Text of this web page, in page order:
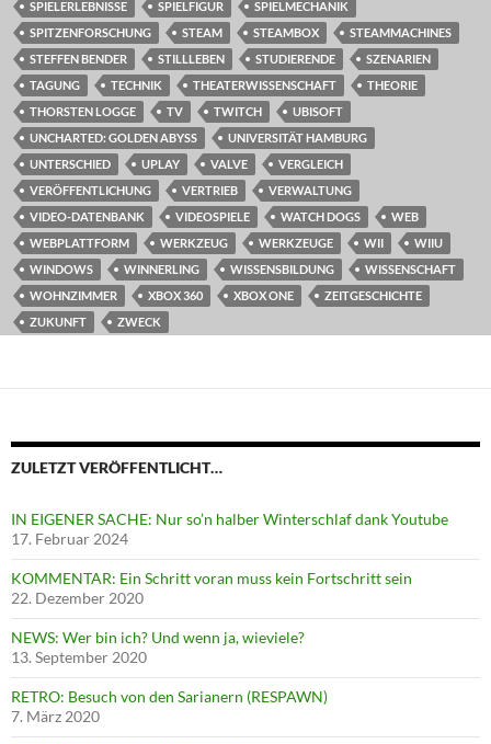
SPIELERLEBNISSE SPIELFIGUR
SPIELMECHANIK
SPITZENFORSCHUNG
STEAM STEAMBOX
STEAMMACHINES
STEFFEN BENDER
STILLLEBEN STUDIERENDE
SZENARIEN
TAGUNG
TECHNIK THEATERWISSENSCHAFT
THEORIE
THORSTEN LOGGE
TV TWITCH
UBISOFT
UNCHARTED: GOLDEN ABYSS
UNIVERSITÄT HAMBURG
UNTERSCHIED
UPLAY VALVE
VERGLEICH
VERÖFFENTLICHUNG
VERTRIEB
VERWALTUNG
VIDEO-DATENBANK
VIDEOSPIELE WATCH DOGS
WEB
WEBPLATTFORM
WERKZEUG WERKZEUGE WII
WIIU
WINDOWS
WINNERLING WISSENSBILDUNG
WISSENSCHAFT
WOHNZIMMER
XBOX 360 XBOX ONE
ZEITGESCHICHTE
ZUKUNFT
ZWECK
ZULETZT VERÖFFENTLICHT…
IN EIGENER SACHE: Nur so’n halber Winterschlaf dank Youtube
17. Februar 2024
KOMMENTAR: Ein Schritt voran muss kein Fortschritt sein
22. Dezember 2020
NEWS: Wer bin ich? Und wenn ja, wieviele?
13. September 2020
RETRO: Besuch von den Sarianern (RESPAWN)
7. März 2020